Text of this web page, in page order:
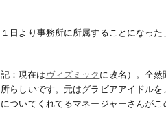
より事務所に所属することになった
：現在はヴィズミックに改名）。全
らしいです。元はグラビアアイドル
いてくれてるマネージャーさんが